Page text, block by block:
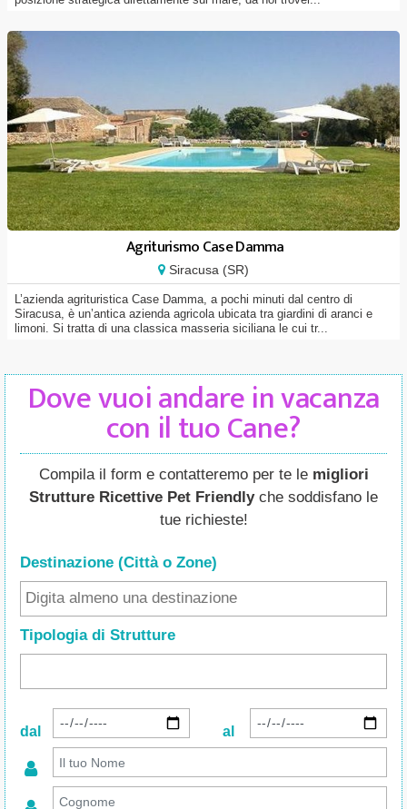
Agriturismo Case Damma
Siracusa (SR)
L’azienda agrituristica Case Damma, a pochi minuti dal centro di
Siracusa, è un’antica azienda agricola ubicata tra giardini di aranci e
limoni. Si tratta di una classica masseria siciliana le cui tr...
Dove vuoi andare in vacanza
con il tuo Cane?
Compila il form e contatteremo per te le migliori
Strutture Ricettive Pet Friendlyche soddisfano le
tue richieste!
Destinazione (Città o Zone)
Tipologia di Strutture
dal al